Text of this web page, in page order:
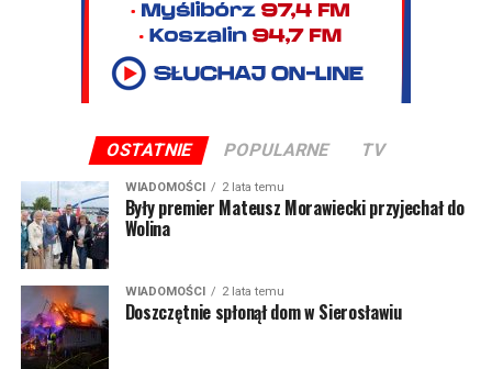
OSTATNIE POPULARNE TV
WIADOMOŚCI 2 lata temu
Były premier Mateusz Morawiecki przyjechał do
Wolina
WIADOMOŚCI 2 lata temu
Doszczętnie spłonął dom w Sierosławiu